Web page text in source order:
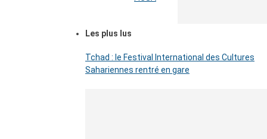
Les plus lus
Tchad : le Festival International des Cultures
Sahariennes rentré en gare